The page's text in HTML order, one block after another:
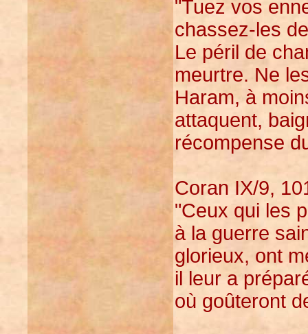
"Tuez vos
chassez-les
Le péril de
meurtre. Ne
Haram, à
attaquent,
récompense
Coran IX/9,
"Ceux qui les
à la guerre
glorieux, ont
il leur a
où goûteront